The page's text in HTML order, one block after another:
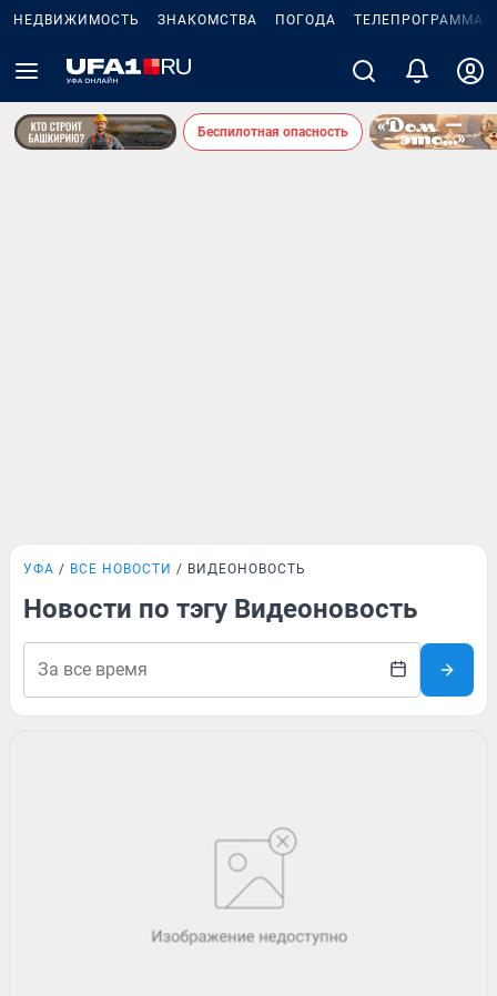
НЕДВИЖИМОСТЬ ЗНАКОМСТВА ПОГОДА ТЕЛЕПРОГРАММА
Беспилотная опасность
УФА ВСЕ НОВОСТИ ВИДЕОНОВОСТЬ
Новости по тэгу Видеоновость